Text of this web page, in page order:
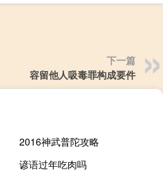
下一篇
容留他人吸毒罪构成要件
2016神武普陀攻略
谚语过年吃肉吗